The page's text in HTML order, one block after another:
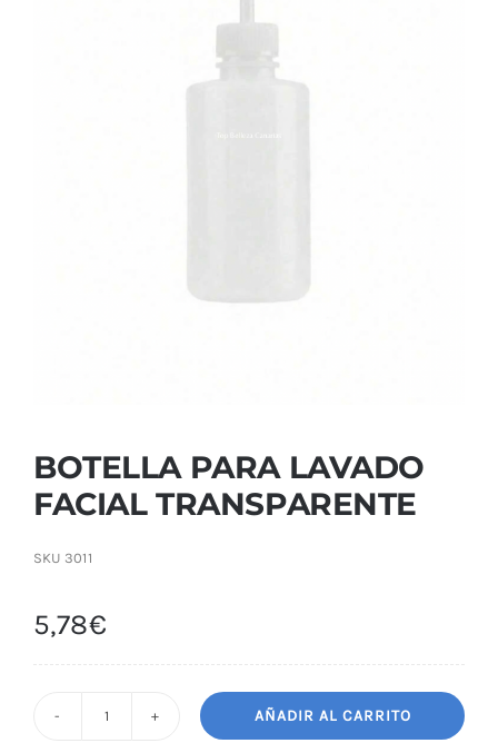
BOTELLA PARA LAVADO
FACIAL TRANSPARENTE
SKU 3011
5,78€
AÑADIR AL CARRITO